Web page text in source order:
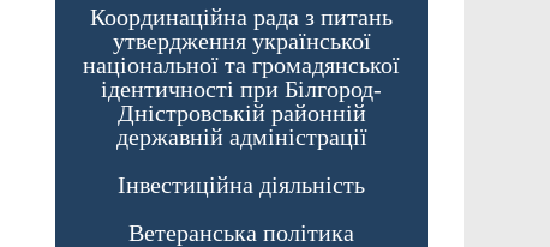
Координаційна рада з питань
утвердження української
національної та громадянської
ідентичності при Білгород-
Дністровській районній
державній адміністрації
Інвестиційна діяльність
Ветеранська політика